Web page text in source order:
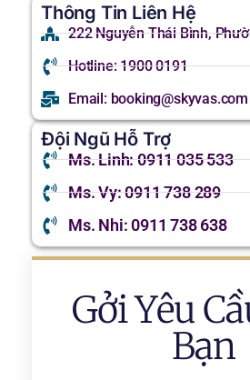
Thông Tin Liên Hệ
222 Nguyễn Thái Bình,
Hotline: 1900 0191
Email: booking@skyvas.com
Đội Ngũ Hỗ Trợ
Ms. Linh: 0911 035 533
Ms. Vy: 0911 738 289
Ms. Nhi: 0911 738 638
Gởi Yêu
Bạn